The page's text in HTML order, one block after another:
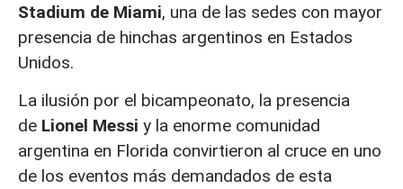
Stadium de Miami, una de las sedes con mayor
presencia de hinchas argentinos en Estados
Unidos.
La ilusión por el bicampeonato, la presencia
de Lionel Messi y la enorme comunidad
argentina en Florida convirtieron al cruce en uno
de los eventos más demandados de esta